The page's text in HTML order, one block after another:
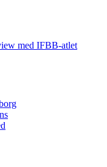
med IFBB-atlet